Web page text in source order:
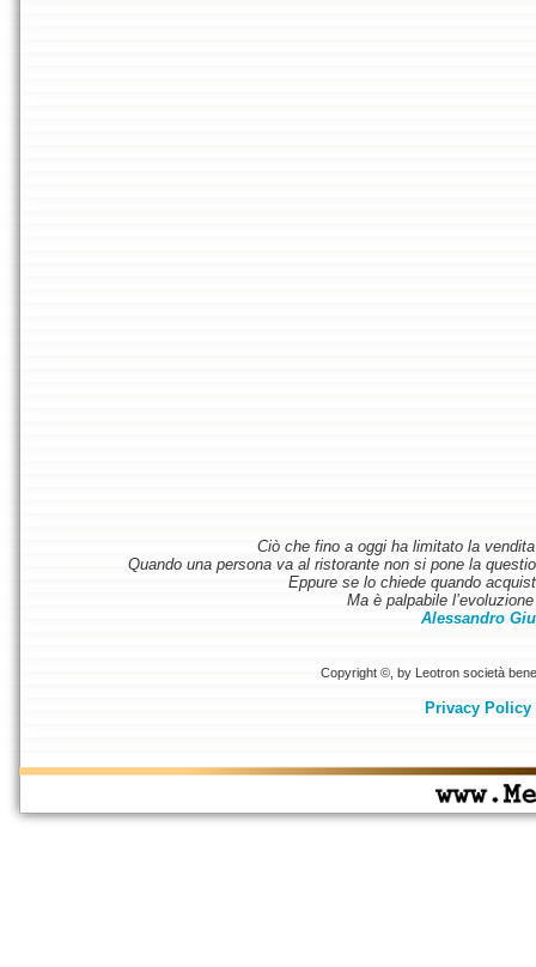
Ciò che fino a oggi ha limitato la
Quando una persona va al ristorante non si pone la
Eppure se lo chiede quando
Ma è palpabile
Alessandro
Copyright ©, by Leotron società
Privacy Policy